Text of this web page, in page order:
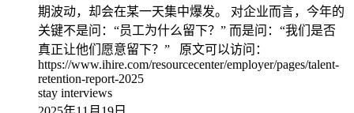
期波动，却会在某一天集中爆发。 对企业而言，今年的
关键不是问：“员工为什么留下？” 而是问：“我们是否
真正让他们愿意留下？” 原文可以访问：
https://www.ihire.com/resourcecenter/employer/pages/talent-
retention-report-2025
stay interviews